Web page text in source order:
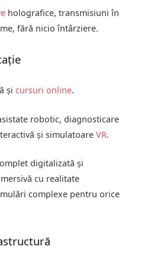
holografice, transmisiuni în
fără nicio întârziere.
și cursuri online.
robotic, diagnosticare
și simulatoare VR.
digitalizată și
cu realitate
complexe pentru orice